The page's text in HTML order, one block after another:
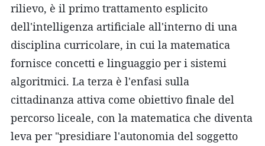
rilievo, è il primo trattamento esplicito
dell'intelligenza artificiale all'interno di una
disciplina curricolare, in cui la matematica
fornisce concetti e linguaggio per i sistemi
algoritmici. La terza è l'enfasi sulla
cittadinanza attiva come obiettivo finale del
percorso liceale, con la matematica che diventa
leva per "presidiare l'autonomia del soggetto